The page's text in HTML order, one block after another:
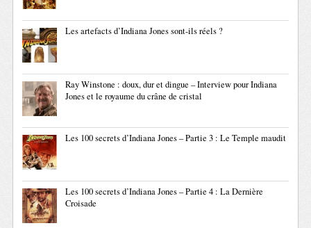
Les artefacts d’Indiana Jones sont-ils réels ?
Ray Winstone : doux, dur et dingue – Interview pour Indiana
Jones et le royaume du crâne de cristal
Les 100 secrets d’Indiana Jones – Partie 3 : Le Temple maudit
Les 100 secrets d’Indiana Jones – Partie 4 : La Dernière
Croisade